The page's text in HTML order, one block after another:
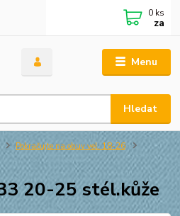
Menu
Hledat
0 ks
za
Pokračujte na obuv vel. 18-26
20-25 stél.kůže